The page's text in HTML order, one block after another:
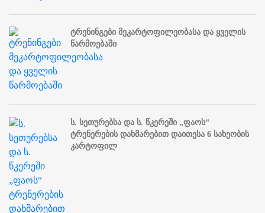
ტრენინგები მეკარტოფილეობასა და ყველის
წარმოებაში
ს. სეთურებსა და ს. წკერეში „ფაოს“
ტრენერების დახმარებით დაითესა 6 სახეობის
კარტოფილ